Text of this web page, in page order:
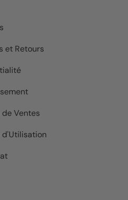
et Retours
Ventes
d'Utilisation